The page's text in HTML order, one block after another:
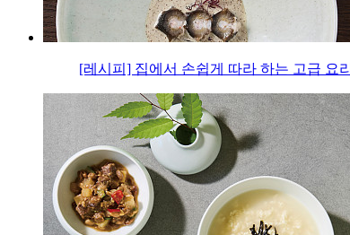
[레시피] 집에서 손쉽게 따라 하는 고급 요리